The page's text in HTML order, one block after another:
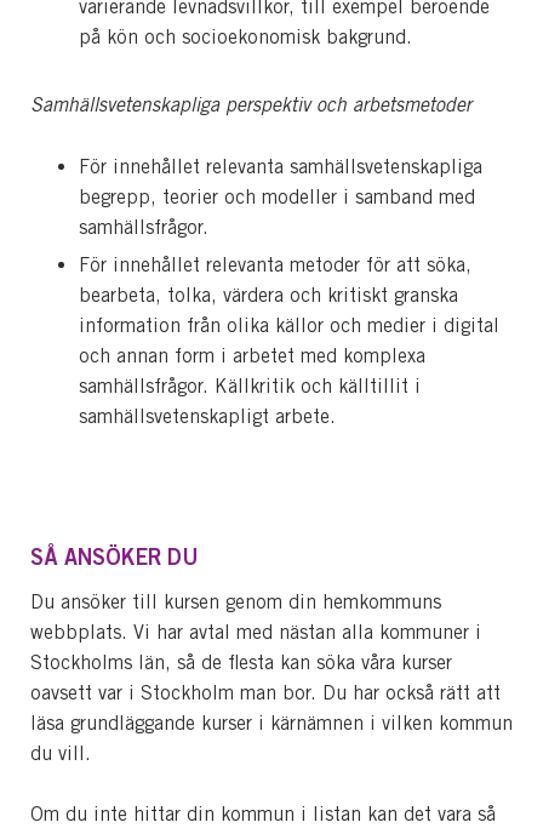
varierande levnadsvillkor, till exempel bero­ende
på kön och socioekonomisk bakgrund.
Samhällsvetenskapliga perspektiv och arbetsmetoder
För innehållet relevanta samhällsvetenskapliga
begrepp, teorier och modeller i samband med
samhällsfrågor.
För innehållet relevanta metoder för att söka,
bearbeta, tolka, värdera och kritiskt granska
information från olika källor och medier i digital
och annan form i arbetet med komplexa
samhällsfrågor. Källkritik och källtillit i
samhällsvetenskapligt arbete.
SÅ ANSÖKER DU
Du ansöker till kursen genom din hemkommuns
webbplats. Vi har avtal med nästan alla kommuner i
Stockholms län, så de flesta kan söka våra kurser
oavsett var i Stockholm man bor. Du har också rätt att
läsa grundläggande kurser i kärnämnen i vilken kommun
du vill.
Om du inte hittar din kommun i listan kan det vara så